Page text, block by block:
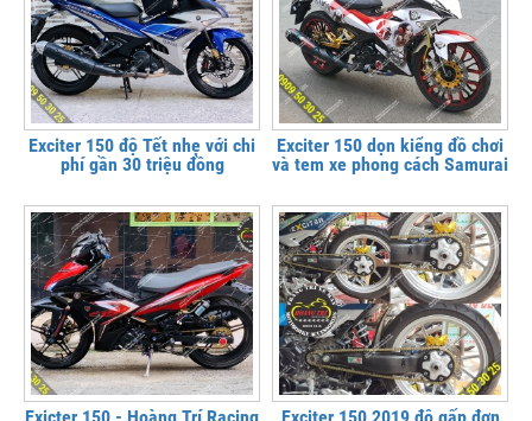
Exciter 150 độ Tết nhẹ với chi
phí gần 30 triệu đồng
Exciter 150 dọn kiểng đồ chơi
và tem xe phong cách Samurai